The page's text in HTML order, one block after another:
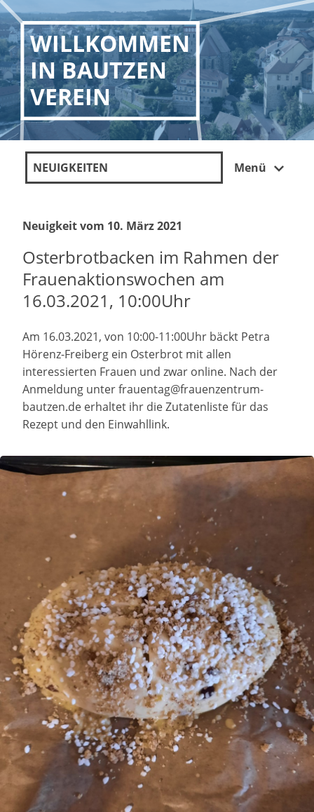
WILLKOMMEN
IN BAUTZEN
VEREIN
NEUIGKEITEN Menü
Neuigkeit vom 10. März 2021
Osterbrotbacken im Rahmen der
Frauenaktionswochen am
16.03.2021, 10:00Uhr
Am 16.03.2021, von 10:00-11:00Uhr bäckt Petra
Hörenz-Freiberg ein Osterbrot mit allen
interessierten Frauen und zwar online. Nach der
Anmeldung unter frauentag@frauenzentrum-
bautzen.de erhaltet ihr die Zutatenliste für das
Rezept und den Einwahllink.